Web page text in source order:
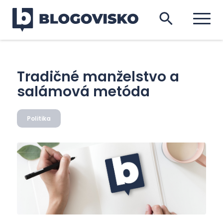
Tradičné manželstvo a
salámová metóda
Politika